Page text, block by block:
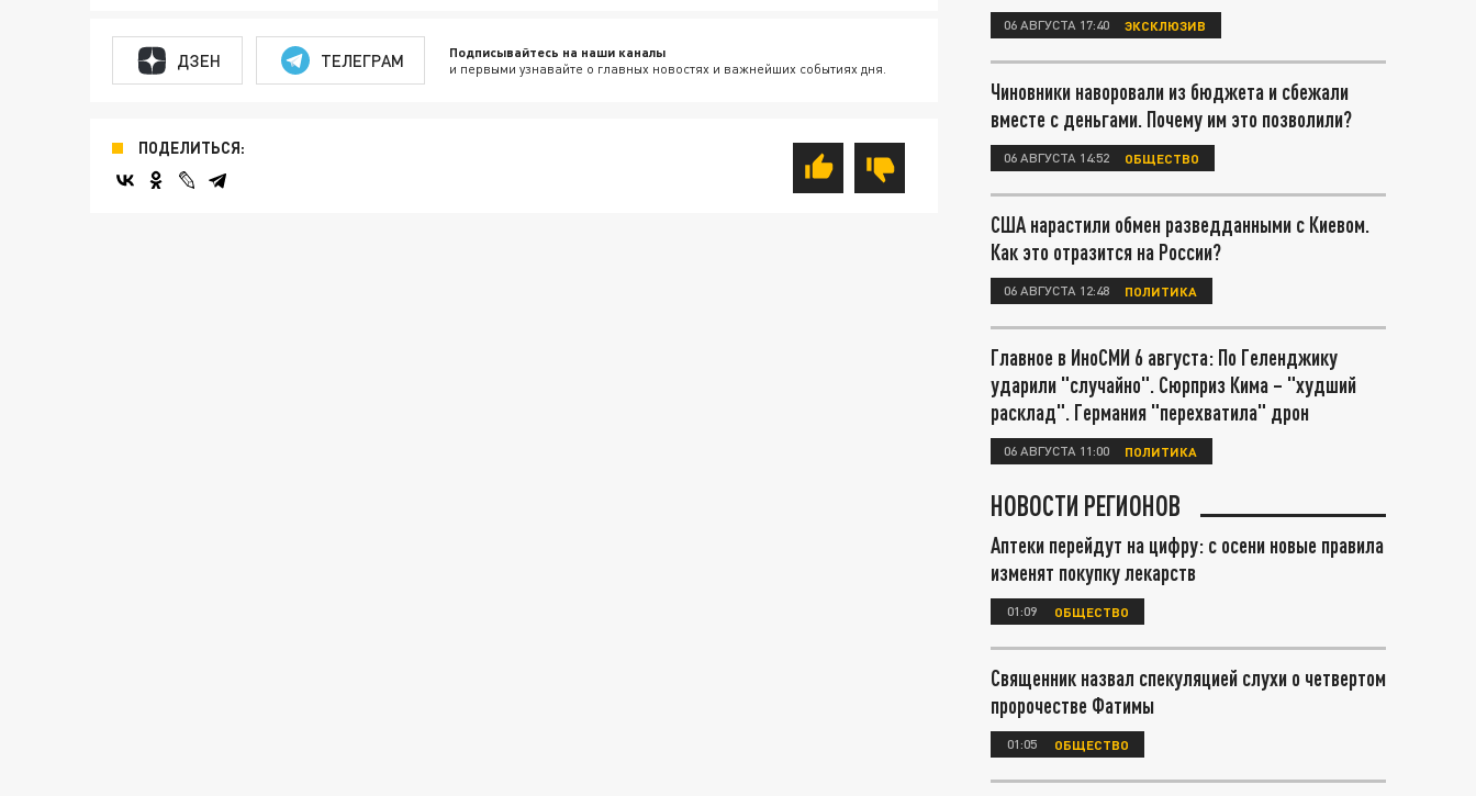
ДЗЕН ТЕЛЕГРАМ Подписывайтесь на наши каналы
и первыми узнавайте о главных новостях и важнейших событиях дня.
ПОДЕЛИТЬСЯ:
06 АВГУСТА 17:40 ЭКСКЛЮЗИВ
Чиновники наворовали из бюджета и сбежали
вместе с деньгами. Почему им это позволили?
06 АВГУСТА 14:52 ОБЩЕСТВО
США нарастили обмен разведданными с Киевом.
Как это отразится на России?
06 АВГУСТА 12:48 ПОЛИТИКА
Главное в ИноСМИ 6 августа: По Геленджику
ударили "случайно". Сюрприз Кима – "худший
расклад". Германия "перехватила" дрон
06 АВГУСТА 11:00 ПОЛИТИКА
НОВОСТИ РЕГИОНОВ
Аптеки перейдут на цифру: с осени новые правила
изменят покупку лекарств
01:09 ОБЩЕСТВО
Священник назвал спекуляцией слухи о четвертом
пророчестве Фатимы
01:05 ОБЩЕСТВО